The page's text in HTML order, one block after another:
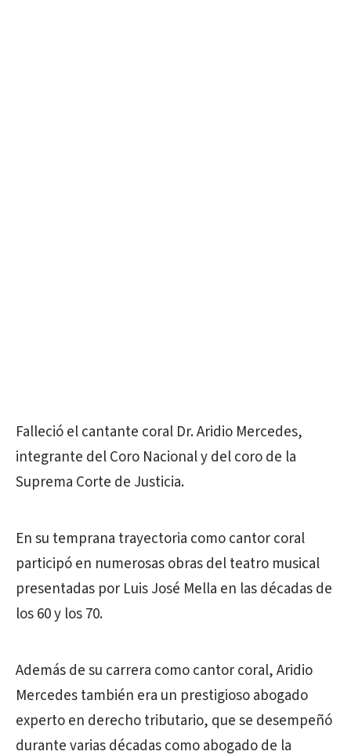
Falleció el cantante coral Dr. Aridio Mercedes,
integrante del Coro Nacional y del coro de la
Suprema Corte de Justicia.
En su temprana trayectoria como cantor coral
participó en numerosas obras del teatro musical
presentadas por Luis José Mella en las décadas de
los 60 y los 70.
Además de su carrera como cantor coral, Aridio
Mercedes también era un prestigioso abogado
experto en derecho tributario, que se desempeñó
durante varias décadas como abogado de la